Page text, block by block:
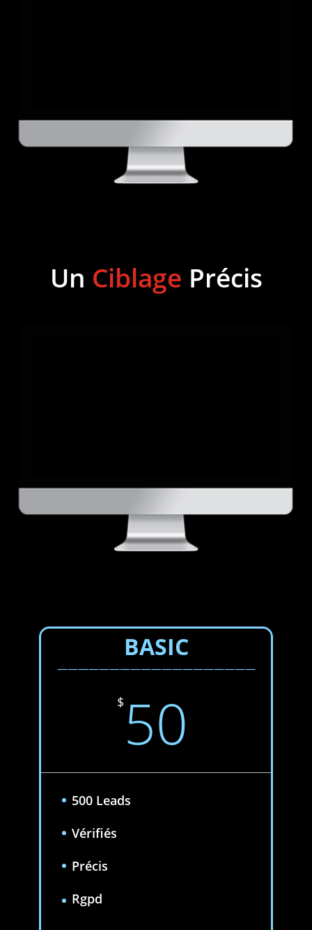
Un Ciblage Précis
BASIC
———————————————————
$ 50
500 Leads
Vérifiés
Précis
Rgpd